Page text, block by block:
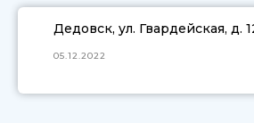
Дедовск, ул. Гвардейская, д.
05.12.2022